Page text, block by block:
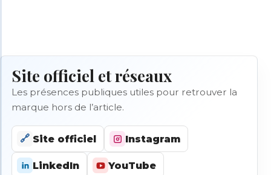
Site officiel et réseaux
Les présences publiques utiles pour retrouver la
marque hors de l’article.
🔗 Site officiel Instagram
LinkedIn YouTube